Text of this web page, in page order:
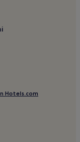
Hotels.com